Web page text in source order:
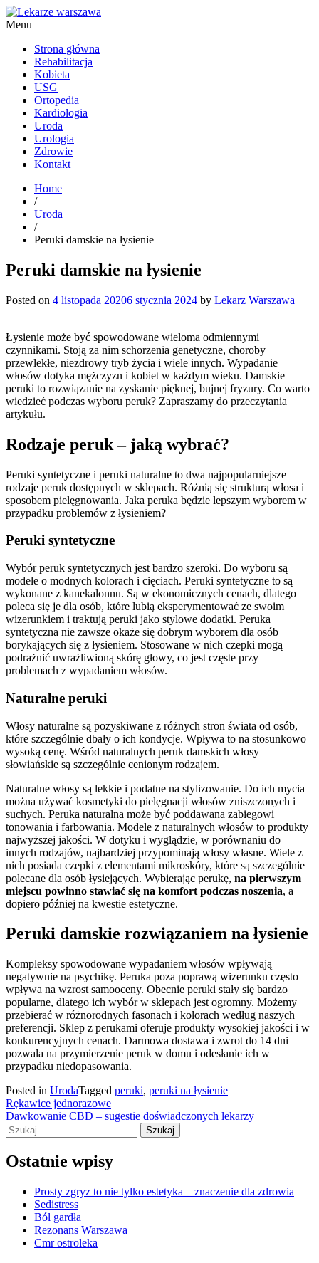
Menu
Strona główna
Rehabilitacja
Kobieta
USG
Ortopedia
Kardiologia
Uroda
Urologia
Zdrowie
Kontakt
Home
/
Uroda
/
Peruki damskie na łysienie
Peruki damskie na łysienie
Posted on 4 listopada 20206 stycznia 2024 by Lekarz Warszawa
Łysienie może być spowodowane wieloma odmiennymi
czynnikami. Stoją za nim schorzenia genetyczne, choroby
przewlekłe, niezdrowy tryb życia i wiele innych. Wypadanie
włosów dotyka mężczyzn i kobiet w każdym wieku. Damskie
peruki to rozwiązanie na zyskanie pięknej, bujnej fryzury. Co warto
wiedzieć podczas wyboru peruk? Zapraszamy do przeczytania
artykułu.
Rodzaje peruk – jaką wybrać?
Peruki syntetyczne i peruki naturalne to dwa najpopularniejsze
rodzaje peruk dostępnych w sklepach. Różnią się strukturą włosa i
sposobem pielęgnowania. Jaka peruka będzie lepszym wyborem w
przypadku problemów z łysieniem?
Peruki syntetyczne
Wybór peruk syntetycznych jest bardzo szeroki. Do wyboru są
modele o modnych kolorach i cięciach. Peruki syntetyczne to są
wykonane z kanekalonnu. Są w ekonomicznych cenach, dlatego
poleca się je dla osób, które lubią eksperymentować ze swoim
wizerunkiem i traktują peruki jako stylowe dodatki. Peruka
syntetyczna nie zawsze okaże się dobrym wyborem dla osób
borykających się z łysieniem. Stosowane w nich czepki mogą
podrażnić uwrażliwioną skórę głowy, co jest częste przy
problemach z wypadaniem włosów.
Naturalne peruki
Włosy naturalne są pozyskiwane z różnych stron świata od osób,
które szczególnie dbały o ich kondycje. Wpływa to na stosunkowo
wysoką cenę. Wśród naturalnych peruk damskich włosy
słowiańskie są szczególnie cenionym rodzajem.
Naturalne włosy są lekkie i podatne na stylizowanie. Do ich mycia
można używać kosmetyki do pielęgnacji włosów zniszczonych i
suchych. Peruka naturalna może być poddawana zabiegowi
tonowania i farbowania. Modele z naturalnych włosów to produkty
najwyższej jakości. W dotyku i wyglądzie, w porównaniu do
innych rodzajów, najbardziej przypominają włosy własne. Wiele z
nich posiada czepki z elementami mikroskóry, które są szczególnie
polecane dla osób łysiejących. Wybierając perukę, na pierwszym
miejscu powinno stawiać się na komfort podczas noszenia, a
dopiero później na kwestie estetyczne.
Peruki damskie rozwiązaniem na łysienie
Kompleksy spowodowane wypadaniem włosów wpływają
negatywnie na psychikę. Peruka poza poprawą wizerunku często
wpływa na wzrost samooceny. Obecnie peruki stały się bardzo
popularne, dlatego ich wybór w sklepach jest ogromny. Możemy
przebierać w różnorodnych fasonach i kolorach według naszych
preferencji. Sklep z perukami oferuje produkty wysokiej jakości i w
konkurencyjnych cenach. Darmowa dostawa i zwrot do 14 dni
pozwala na przymierzenie peruk w domu i odesłanie ich w
przypadku niedopasowania.
Posted in UrodaTagged peruki, peruki na łysienie
Nawigacja
wpisu
Rękawice jednorazowe
Dawkowanie CBD – sugestie doświadczonych lekarzy
Szukaj:
Ostatnie wpisy
Prosty zgryz to nie tylko estetyka – znaczenie dla zdrowia
Sedistress
Ból gardła
Rezonans Warszawa
Cmr ostroleka